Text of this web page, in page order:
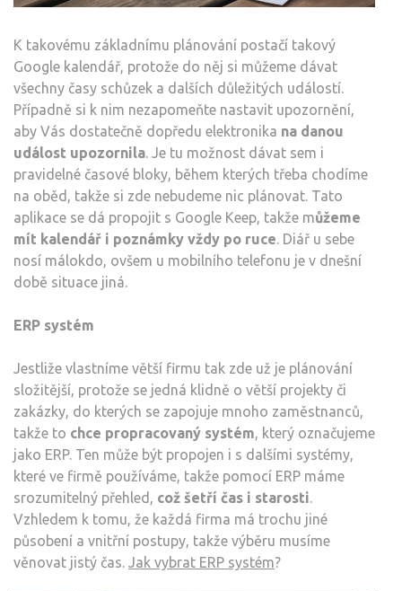
K takovému základnímu plánování postačí takový
Google kalendář, protože do něj si můžeme dávat
všechny časy schůzek a dalších důležitých událostí.
Případně si k nim nezapomeňte nastavit upozornění,
aby Vás dostatečně dopředu elektronika na danou
událost upozornila. Je tu možnost dávat sem i
pravidelné časové bloky, během kterých třeba chodíme
na oběd, takže si zde nebudeme nic plánovat. Tato
aplikace se dá propojit s Google Keep, takže můžeme
mít kalendář i poznámky vždy po ruce. Diář u sebe
nosí málokdo, ovšem u mobilního telefonu je v dnešní
době situace jiná.
ERP systém
Jestliže vlastníme větší firmu tak zde už je plánování
složitější, protože se jedná klidně o větší projekty či
zakázky, do kterých se zapojuje mnoho zaměstnanců,
takže to chce propracovaný systém, který označujeme
jako ERP. Ten může být propojen i s dalšími systémy,
které ve firmě používáme, takže pomocí ERP máme
srozumitelný přehled, což šetří čas i starosti.
Vzhledem k tomu, že každá firma má trochu jiné
působení a vnitřní postupy, takže výběru musíme
věnovat jistý čas. Jak vybrat ERP systém?